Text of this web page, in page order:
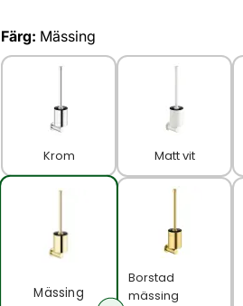
Färg: Mässing
Krom Matt vit
Mässing
Borstad
mässing